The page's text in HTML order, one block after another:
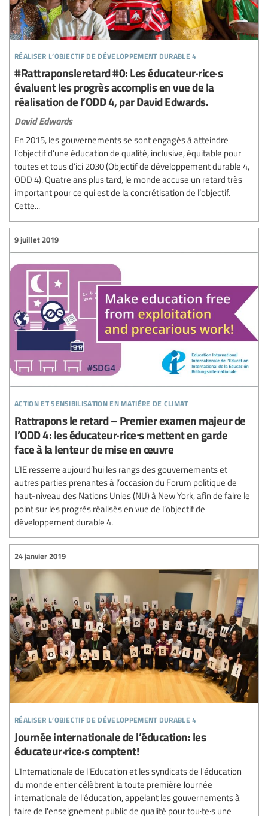
réaliser l’objectif de développement durable 4
#Rattraponsleretard #0: Les éducateur·rice·s
évaluent les progrès accomplis en vue de la
réalisation de l’ODD 4, par David Edwards.
David Edwards
En 2015, les gouvernements se sont engagés à atteindre
l’objectif d’une éducation de qualité, inclusive, équitable pour
toutes et tous d’ici 2030 (Objectif de développement durable 4,
ODD 4). Quatre ans plus tard, le monde accuse un retard très
important pour ce qui est de la concrétisation de l’objectif.
Cette...
action et sensibilisation en matière de climat
9 juillet 2019
Rattrapons le retard – Premier examen majeur de
l’ODD 4: les éducateur·rice∙s mettent en garde
face à la lenteur de mise en œuvre
L’IE resserre aujourd’hui les rangs des gouvernements et
autres parties prenantes à l’occasion du Forum politique de
haut-niveau des Nations Unies (NU) à New York, afin de faire le
point sur les progrès réalisés en vue de l’objectif de
développement durable 4.
réaliser l’objectif de développement durable 4
24 janvier 2019
Journée internationale de l’éducation: les
éducateur·rice·s comptent!
L'Internationale de l'Education et les syndicats de l'éducation
du monde entier célèbrent la toute première Journée
internationale de l'éducation, appelant les gouvernements à
faire de l'enseignement public de qualité pour tou·te·s une